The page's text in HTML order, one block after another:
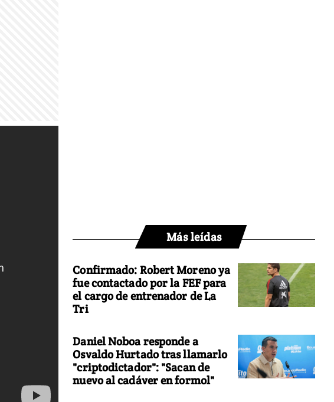
Más leídas
Confirmado: Robert Moreno ya
fue contactado por la FEF para
el cargo de entrenador de La
Tri
Daniel Noboa responde a
Osvaldo Hurtado tras llamarlo
"criptodictador": "Sacan de
nuevo al cadáver en formol"